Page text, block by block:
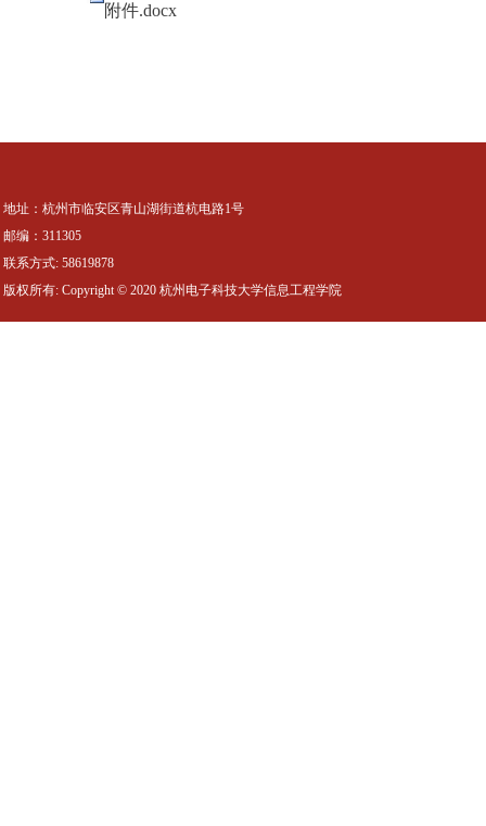
附件.docx
地址：杭州市临安区青山湖街道杭电路1号
邮编：311305
联系方式: 58619878
版权所有: Copyright © 2020 杭州电子科技大学信息工程学院